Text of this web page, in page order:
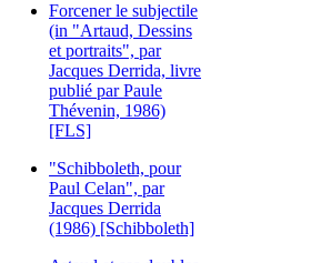
Forcener le subjectile
(in "Artaud, Dessins
et portraits", par
Jacques Derrida, livre
publié par Paule
Thévenin, 1986)
[FLS]
"Schibboleth, pour
Paul Celan", par
Jacques Derrida
(1986) [Schibboleth]